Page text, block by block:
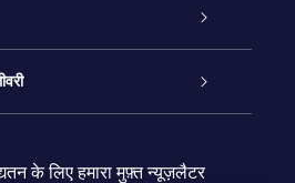
के लिए हमारा मुफ़्त न्यूज़लैटर